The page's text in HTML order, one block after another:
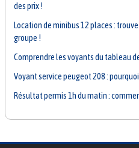
des prix !
Location de minibus 12 places :
groupe !
Comprendre les voyants du tableau
Voyant service peugeot 208 :
Résultat permis 1h du matin :